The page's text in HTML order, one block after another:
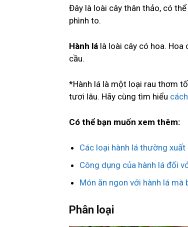
Đây là loài cây thân thảo, có
phình to.
Hành lá là loài cây có hoa. Hoa
cầu.
*Hành lá là một loại rau thơm
tươi lâu. Hãy cùng tìm hiểu
Có thể bạn muốn xem thêm:
Các loại hành lá thường
Công dụng của hành lá đối
Món ăn ngon với hành lá
Phân loại